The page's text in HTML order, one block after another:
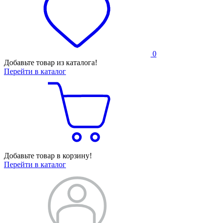
0
Добавьте товар из каталога!
Перейти в каталог
Добавьте товар в корзину!
Перейти в каталог